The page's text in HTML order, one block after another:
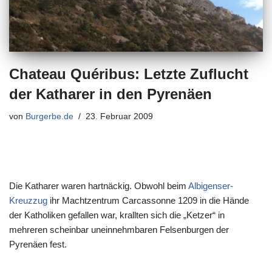
Chateau Quéribus: Letzte Zuflucht
der Katharer in den Pyrenäen
von Burgerbe.de 23. Februar 2009
Die Katharer waren hartnäckig. Obwohl beim Albigenser-
Kreuzzug ihr Machtzentrum Carcassonne 1209 in die Hände
der Katholiken gefallen war, krallten sich die „Ketzer“ in
mehreren scheinbar uneinnehmbaren Felsenburgen der
Pyrenäen fest.